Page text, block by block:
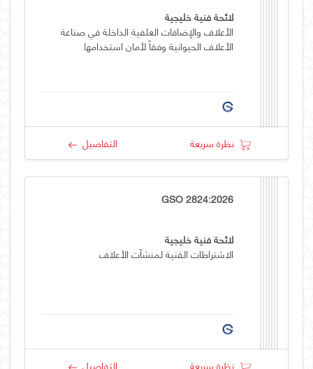
لائحة فنية خليجية
الأعلاف والإضافات العلفية الداخلة في صناعة
الأعلاف الحيوانية وفقاً لأمان استخدامها
نظرة سريعة التفاصيل
GSO 2824:2026
لائحة فنية خليجية
الاشتراطات الفنية لمنشآت الأعلاف
نظرة سريعة التفاصيل